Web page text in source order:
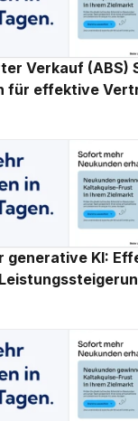
Verkauf (ABS)
für effektive
generative KI: